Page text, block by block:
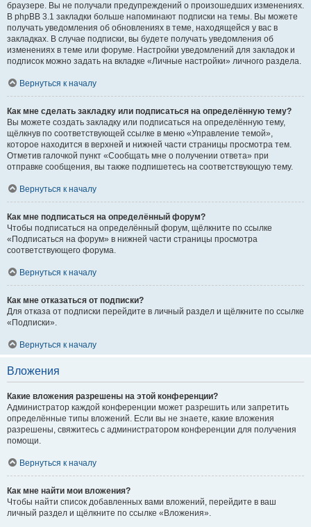
браузере. Вы не получали предупреждений о произошедших изменениях.
В phpBB 3.1 закладки больше напоминают подписки на темы. Вы можете
получать уведомления об обновлениях в теме, находящейся у вас в
закладках. В случае подписки, вы будете получать уведомления об
изменениях в теме или форуме. Настройки уведомлений для закладок и
подписок можно задать на вкладке «Личные настройки» личного раздела.
Вернуться к началу
Как мне сделать закладку или подписаться на определённую тему?
Вы можете создать закладку или подписаться на определённую тему,
щёлкнув по соответствующей ссылке в меню «Управление темой»,
которое находится в верхней и нижней части страницы просмотра тем.
Отметив галочкой пункт «Сообщать мне о получении ответа» при
отправке сообщения, вы также подпишетесь на соответствующую тему.
Вернуться к началу
Как мне подписаться на определённый форум?
Чтобы подписаться на определённый форум, щёлкните по ссылке
«Подписаться на форум» в нижней части страницы просмотра
соответствующего форума.
Вернуться к началу
Как мне отказаться от подписки?
Для отказа от подписки перейдите в личный раздел и щёлкните по ссылке
«Подписки».
Вернуться к началу
Вложения
Какие вложения разрешены на этой конференции?
Администратор каждой конференции может разрешить или запретить
определённые типы вложений. Если вы не знаете, какие вложения
разрешены, свяжитесь с администратором конференции для получения
помощи.
Вернуться к началу
Как мне найти мои вложения?
Чтобы найти список добавленных вами вложений, перейдите в ваш
личный раздел и щёлкните по ссылке «Вложения».